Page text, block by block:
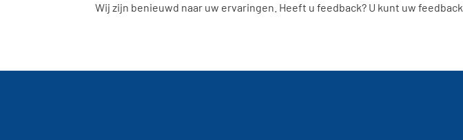
Wij zijn benieuwd naar uw ervaringen. Heeft u feedback? U kunt uw